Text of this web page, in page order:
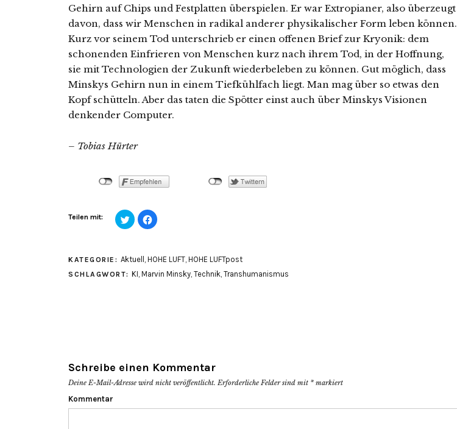
Gehirn auf Chips und Festplatten überspielen. Er war Extropianer, also überzeugt
davon, dass wir Menschen in radikal anderer physikalischer Form leben können.
Kurz vor seinem Tod unterschrieb er einen offenen Brief zur Kryonik: dem
schonenden Einfrieren von Menschen kurz nach ihrem Tod, in der Hoffnung,
sie mit Technologien der Zukunft wiederbeleben zu können. Gut möglich, dass
Minskys Gehirn nun in einem Tiefkühlfach liegt. Man mag über so etwas den
Kopf schütteln. Aber das taten die Spötter einst auch über Minskys Visionen
denkender Computer.
– Tobias Hürter
Teilen mit: Klick,
um
über
teilen
(Wird
neuem
Klick,
um
(Wird
neuem
KATEGORIE: Aktuell , HOHE LUFT, HOHE LUFTpost
SCHLAGWORT: KI, Marvin Minsky, Technik, Transhumanismus
Schreibe einen Kommentar
Deine E-Mail-Adresse wird nicht veröffentlicht. Erforderliche Felder sind mit * markiert
Kommentar